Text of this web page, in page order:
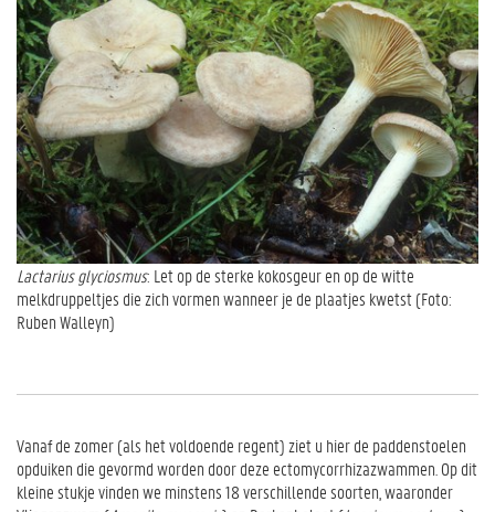
Lactarius glyciosmus: Let op de sterke kokosgeur en op de witte
melkdruppeltjes die zich vormen wanneer je de plaatjes kwetst (Foto:
Ruben Walleyn)
Vanaf de zomer (als het voldoende regent) ziet u hier de paddenstoelen
opduiken die gevormd worden door deze ectomycorrhizazwammen. Op dit
kleine stukje vinden we minstens 18 verschillende soorten, waaronder